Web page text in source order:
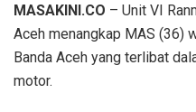
MASAKINI.CO – Unit VI
Aceh menangkap MAS (36)
Banda Aceh yang terlibat
motor.